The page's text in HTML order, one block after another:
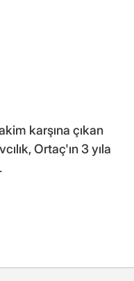
karşına çıkan
Ortaç'ın 3 yıla